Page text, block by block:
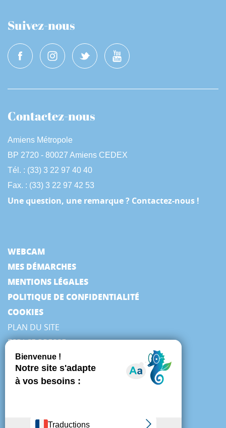
Suivez-nous
Contactez-nous
Amiens Métropole
BP 2720 - 80027 Amiens CEDEX
Tél. : (33) 3 22 97 40 40
Fax. : (33) 3 22 97 42 53
Une question, une remarque ? Contactez-nous !
WEBCAM
MES DÉMARCHES
MENTIONS LÉGALES
POLITIQUE DE CONFIDENTIALITÉ
COOKIES
PLAN DU SITE
ESPACE PRESSE